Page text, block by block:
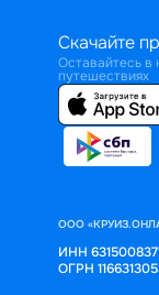
Скачайте
Оставайтесь в
путешествиях
ООО
ИНН
ОГРН